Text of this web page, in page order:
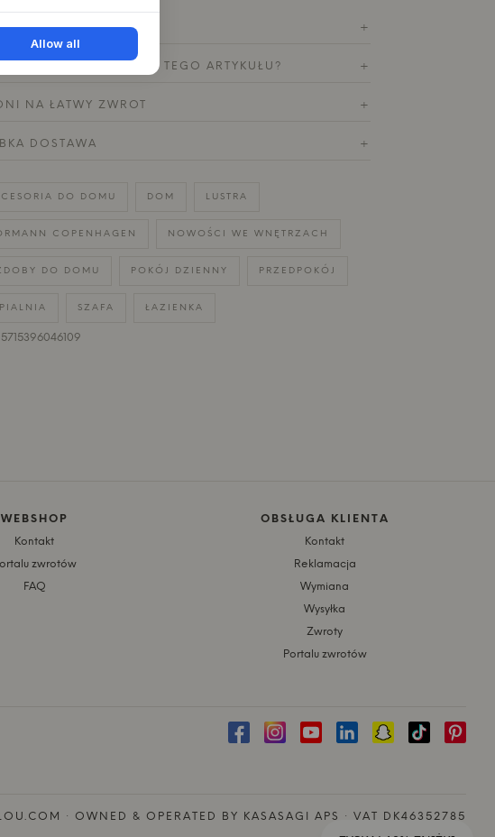
PRODUKTU +
PYTANIA DOTYCZĄCE TEGO ARTYKUŁU? +
NA ŁATWY ZWROT +
DOSTAWA +
DO DOMU DOM LUSTRA
COPENHAGEN NOWOŚCI WE WNĘTRZACH
DO DOMU POKÓJ DZIENNY PRZEDPOKÓJ
SZAFA ŁAZIENKA
5715396046109
WEBSHOP
Kontakt
zwrotów
FAQ
OBSŁUGA KLIENTA
Kontakt
Reklamacja
Wymiana
Wysyłka
Zwroty
Portalu zwrotów
· OWNED & OPERATED BY KASASAGI APS · VAT DK46352785
Allow all